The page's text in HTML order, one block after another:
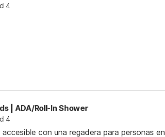
4
| ADA/Roll-In Shower
4
con una regadera para personas en